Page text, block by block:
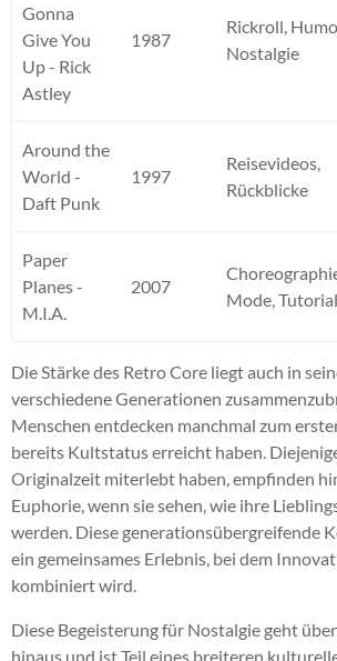
Gonna
Give You
Up - Rick
Astley
1987
Rickroll,
Nostalgie
Around the
World -
Daft Punk
1997
Reisevideos,
Rückblicke
Paper
Planes -
M.I.A.
2007
Mode,
Die Stärke des Retro Core liegt auch in
verschiedene Generationen
Menschen entdecken manchmal zum
bereits Kultstatus erreicht haben.
Originalzeit miterlebt haben, empfinden
Euphorie, wenn sie sehen, wie ihre
werden. Diese generationsübergreifende
ein gemeinsames Erlebnis, bei dem
kombiniert wird.
Diese Begeisterung für Nostalgie geht
hinaus und ist Teil eines breiteren